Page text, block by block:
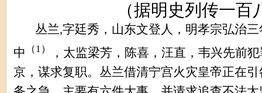
（据明史列传一百
丛兰,字廷秀，山东文登人，明孝宗弘治
中 （1）
，太监梁芳，陈喜，汪直，韦兴先前
京，谋求复职。丛兰借清宁宫火灾皇帝正在